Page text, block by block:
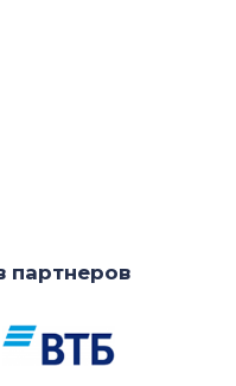
партнеров